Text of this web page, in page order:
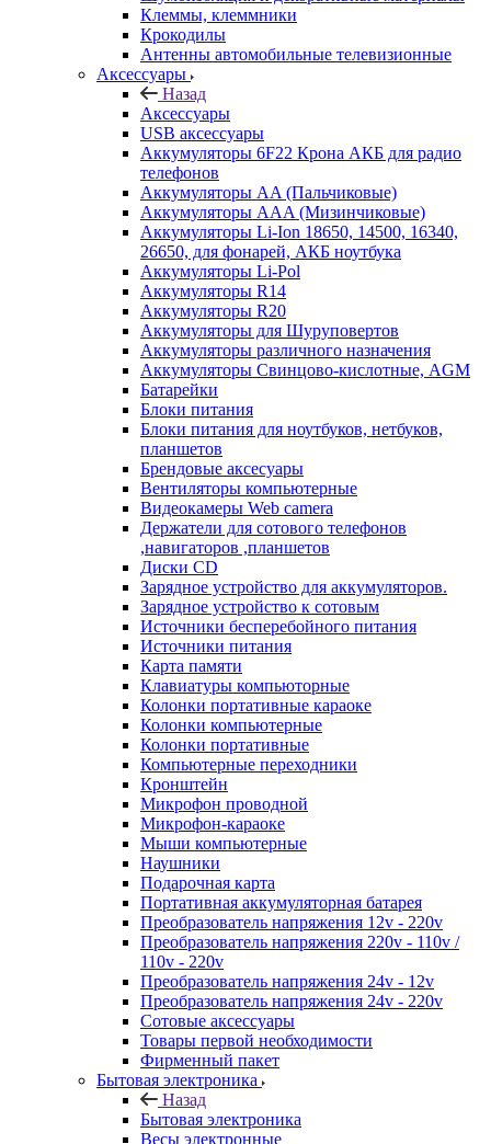
Клеммы, клеммники
Крокодилы
Антенны автомобильные телевизионные
Аксессуары
Назад
Аксессуары
USB аксессуары
Аккумуляторы 6F22 Крона АКБ для радио
телефонов
Аккумуляторы AA (Пальчиковые)
Аккумуляторы AAA (Мизинчиковые)
Аккумуляторы Li-Ion 18650, 14500, 16340,
26650, для фонарей, АКБ ноутбука
Аккумуляторы Li-Pol
Аккумуляторы R14
Аккумуляторы R20
Аккумуляторы для Шуруповертов
Аккумуляторы различного назначения
Аккумуляторы Свинцово-кислотные, AGM
Батарейки
Блоки питания
Блоки питания для ноутбуков, нетбуков,
планшетов
Брендовые аксесуары
Вентиляторы компьютерные
Видеокамеры Web camera
Держатели для сотового телефонов
,навигаторов ,планшетов
Диски CD
Зарядное устройство для аккумуляторов.
Зарядное устройство к сотовым
Источники бесперебойного питания
Источники питания
Карта памяти
Клавиатуры компьюторные
Колонки портативные караоке
Колонки компьютерные
Колонки портативные
Компьютерные переходники
Кронштейн
Микрофон проводной
Микрофон-караоке
Мыши компьютерные
Наушники
Подарочная карта
Портативная аккумуляторная батарея
Преобразователь напряжения 12v - 220v
Преобразователь напряжения 220v - 110v /
110v - 220v
Преобразователь напряжения 24v - 12v
Преобразователь напряжения 24v - 220v
Сотовые аксессуары
Товары первой необходимости
Фирменный пакет
Бытовая электроника
Назад
Бытовая электроника
Весы электронные